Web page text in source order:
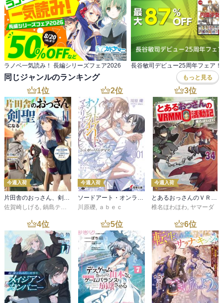
ラノベ一気読み！ 長編シリーズフェア2026 長谷敏司デビュー25周年フェア！
同じジャンルのランキング もっと見る
1位
今週入荷
片田舎のおっさん、剣聖になる 11 ～ただの田舎の剣術師範だったのに、大成した弟子たちが俺を放ってくれない件～
佐賀崎しげる, 鍋島テツヒロ
2位
今週入荷
ソードアート・オンライン マテリアル１ シュガーリィ・デイズ
川原礫, ａｂｅｃ
3位
今週入荷
とあるおっさんのＶＲＭＭＯ活動記34
椎名ほわほわ, ヤマーダ
4位 5位 6位